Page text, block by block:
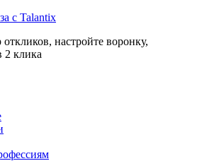
с Talantix
настройте воронку,
2 клика